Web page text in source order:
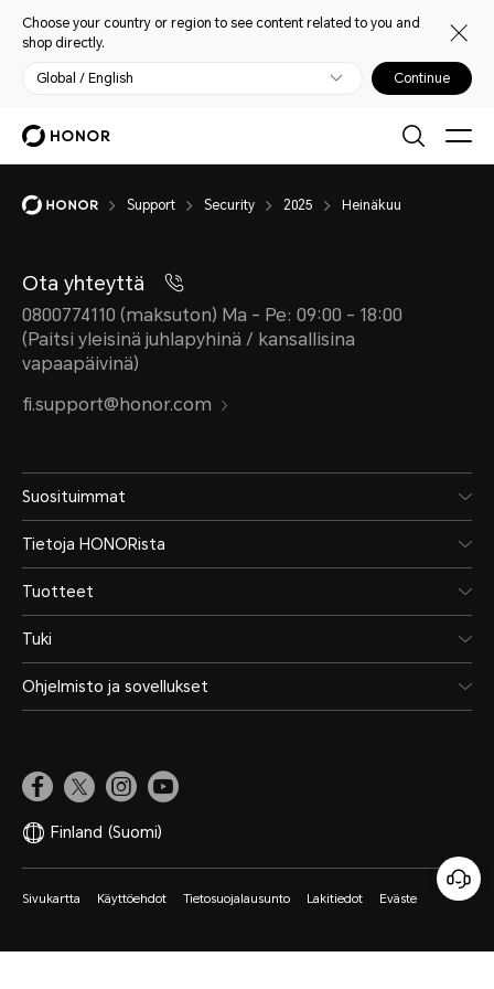
Choose your country or region to see content related to you and
shop directly.
Global / English Continue
Support Security 2025 Heinäkuu
Ota yhteyttä
0800774110 (maksuton) Ma - Pe: 09:00 - 18:00
(Paitsi yleisinä juhlapyhinä / kansallisina
vapaapäivinä)
fi.support@honor.com
Suosituimmat
Tietoja HONORista
Tuotteet
Tuki
Ohjelmisto ja sovellukset
Finland (Suomi)
Sivukartta Käyttöehdot Tietosuojalausunto Lakitiedot Eväste